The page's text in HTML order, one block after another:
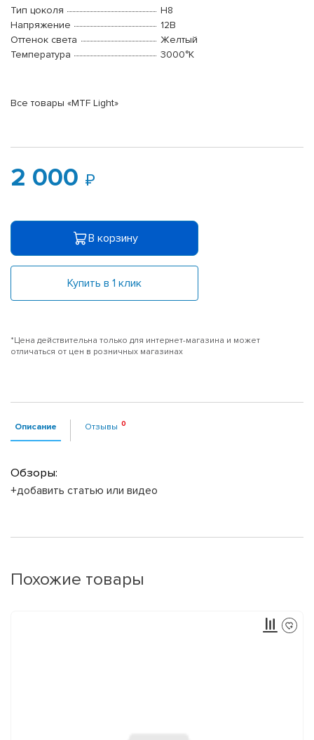
Тип цоколя
H8
Напряжение
12В
Оттенок света
Желтый
Температура
3000°K
Все товары «MTF Light»
2 000
В корзину
Купить в 1 клик
*Цена действительна только для интернет-магазина и может
отличаться от цен в розничных магазинах
Описание Отзывы
Обзоры:
+добавить статью или видео
Похожие товары